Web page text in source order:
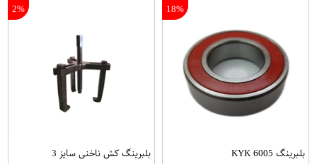
18%
بلبرینگ 6005 KYK
2%
بلبرینگ کش ناخنی سایز 3